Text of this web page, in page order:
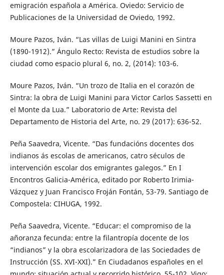
emigración española a América. Oviedo: Servicio de
Publicaciones de la Universidad de Oviedo, 1992.
Moure Pazos, Iván. “Las villas de Luigi Manini en Sintra
(1890-1912).” Ángulo Recto: Revista de estudios sobre la
ciudad como espacio plural 6, no. 2, (2014): 103-6.
Moure Pazos, Iván. “Un trozo de Italia en el corazón de
Sintra: la obra de Luigi Manini para Victor Carlos Sassetti en
el Monte da Lua.” Laboratorio de Arte: Revista del
Departamento de Historia del Arte, no. 29 (2017): 636-52.
Peña Saavedra, Vicente. “Das fundacións docentes dos
indianos ás escolas de americanos, catro séculos de
intervención escolar dos emigrantes galegos.” En I
Encontros Galicia-América, editado por Roberto Irimia-
Vázquez y Juan Francisco Froján Fontán, 53-79. Santiago de
Compostela: CIHUGA, 1992.
Peña Saavedra, Vicente. “Educar: el compromiso de la
añoranza fecunda: entre la filantropía docente de los
“indianos” y la obra escolarizadora de las Sociedades de
Instrucción (SS. XVI-XXI).” En Ciudadanos españoles en el